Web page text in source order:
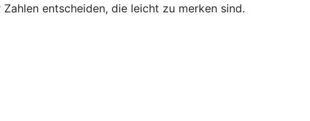
entscheiden, die leicht zu merken sind.